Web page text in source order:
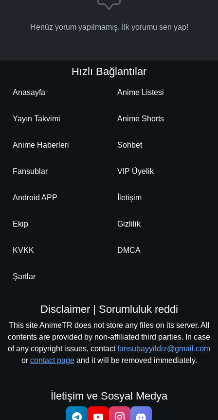
Henüz yorum yapılmamış. İlk yorumu sen yap!
Hızlı Bağlantılar
Anasayfa Anime Listesi
Yayın Takvimi Anime Shorts
Anime Haberleri Sohbet
Fansublar VIP Üyelik
Android APP İletişim
Ekip Gizlilik
KVKK DMCA
Şartlar
Disclaimer | Sorumluluk reddi
This site AnimeTR does not store any files on its server. All
contents are provided by non-affiliated third parties. In case
of any copyright issues, contactfansubayyildiz@gmail.com
or contact pageand it will be removed immediately.
İletişim ve Sosyal Medya